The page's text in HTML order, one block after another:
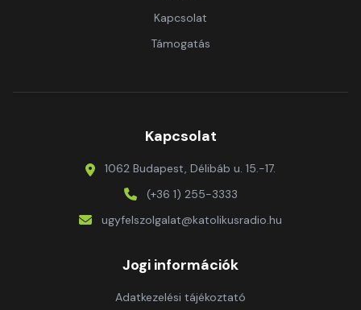
Kapcsolat
Támogatás
Kapcsolat
1062 Budapest, Délibáb u. 15.-17.
(+36 1) 255-3333
ugyfelszolgalat@katolikusradio.hu
Jogi információk
Adatkezelési tájékoztató